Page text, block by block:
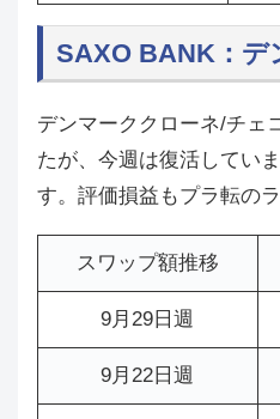
SAXO BANK：デ
デンマーククローネ/チェ
たが、今週は復活してい
す。評価損益もプラ転の
スワップ額推移
9月29日週
9月22日週